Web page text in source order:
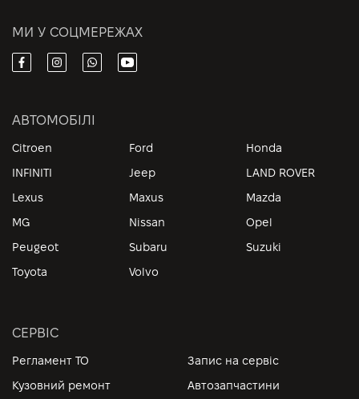
МИ У СОЦМЕРЕЖАХ
АВТОМОБІЛІ
Citroen Ford
Honda
INFINITI
Jeep
LAND ROVER
Lexus
Maxus
Mazda
MG
Nissan
Opel
Peugeot
Subaru
Suzuki
Toyota
Volvo
СЕРВІС
Регламент ТО
Запис на сервіс
Кузовний ремонт
Автозапчастини